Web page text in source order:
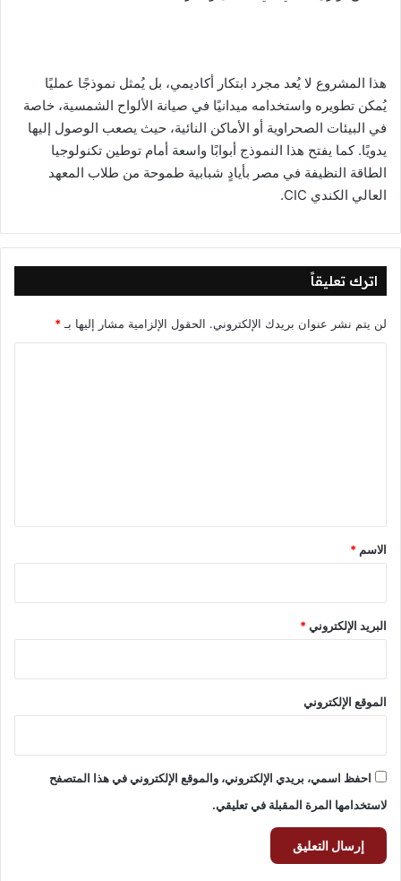
هذا المشروع لا يُعد مجرد ابتكار أكاديمي، بل يُمثل نموذجًا عمليًا
يُمكن تطويره واستخدامه ميدانيًا في صيانة الألواح الشمسية، خاصة
في البيئات الصحراوية أو الأماكن النائية، حيث يصعب الوصول إليها
يدويًا. كما يفتح هذا النموذج أبوابًا واسعة أمام توطين تكنولوجيا
الطاقة النظيفة في مصر بأيادٍ شبابية طموحة من طلاب المعهد
العالي الكندي CIC.
اترك تعليقاً
لن يتم نشر عنوان بريدك الإلكتروني. الحقول الإلزامية مشار إليها بـ *
*
الاسم *
البريد الإلكتروني*
الموقع الإلكتروني
احفظ اسمي، بريدي الإلكتروني، والموقع الإلكتروني في هذا المتصفح
لاستخدامها المرة المقبلة في تعليقي.